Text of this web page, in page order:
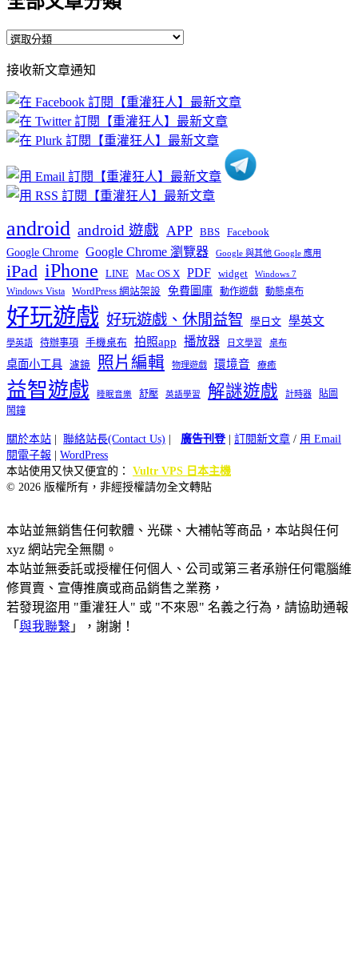
全
文
章
分
類
接收新文章通知
android android 遊戲 APP BBS Facebook
Google Chrome Google Chrome 瀏覽器 Google 與其他 Google 應用
iPad iPhone LINE Mac OS X PDF widget Windows 7
Windows Vista WordPress 網站架設 免費圖庫 動作遊戲 動態桌布
好玩遊戲 好玩遊戲、休閒益智 學日文 學英文
學英語 待辦事項 手機桌布 拍照app 播放器 日文學習 桌布
桌面小工具 濾鏡 照片編輯 物理遊戲 環境音 療癒
益智遊戲 睡眠音樂 舒壓 英語學習 解謎遊戲 計時器
貼圖
鬧鐘
關於本站 聯絡站長(Contact Us) 廣告刊登| 訂閱新文章 / 用 Email
閱電子報
WordPress
本站使用又快又便宜的： Vultr VPS 日本主機
© 2026 版權所有，非經授權請勿全文轉貼
本站並無銷售任何軟體、光碟、大補帖等商品，本站與任何
xyz 網站完全無關。
本站並無委託或授權任何個人、公司或第三者承辦任何電腦維
修買賣、宣傳推廣或商品銷售之業務，
若發現盜用 "重灌狂人" 或 "不來恩" 名義之行為，請協助通報
「 與我聯繫 」，謝謝！